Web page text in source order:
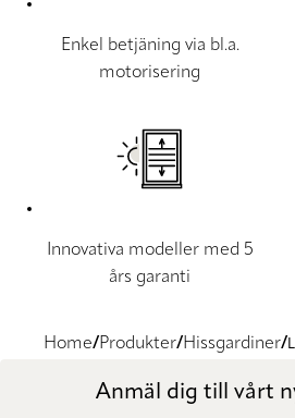
Enkel betjäning via bl.a.
motorisering
Innovativa modeller med 5
års garanti
Home Produkter Hissgardiner
Anmäl dig till vårt